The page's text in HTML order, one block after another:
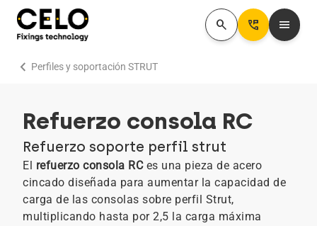
search Perm_Phone_Msg menu
Perfiles y soportación STRUT
chevron_right
Refuerzo consola RC
Refuerzo soporte perfil strut
El refuerzo consola RCes una pieza de acero
cincado diseñada para aumentar la capacidad de
carga de las consolas sobre perfil Strut,
multiplicando hasta por 2,5 la carga máxima